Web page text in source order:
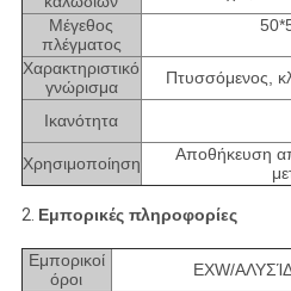
Μέγεθος
πλέγματος
Χαρακτηριστικό
γνώρισμα
Πτυσσόμενος,
Ικανότητα
Χρησιμοποίηση
Αποθήκευση
2. Εμπορικές πληροφορίες
Εμπορικοί
όροι
EXW/